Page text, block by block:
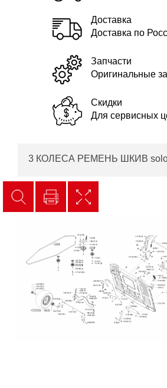
Доставка
Доставка по
Запчасти
Оригинальные
Скидки
Для сервисных